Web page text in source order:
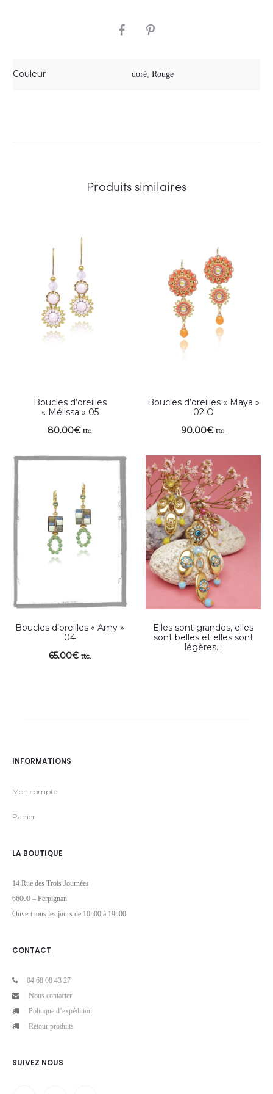
SHARE
Couleur doré, Rouge
Produits similaires
Boucles d’oreilles
« Mélissa » 05
80.00€ ttc.
Boucles d’oreilles « Maya »
02 O
90.00€ ttc.
Boucles d’oreilles « Amy »
04
65.00€ ttc.
Elles sont grandes, elles
sont belles et elles sont
légères…
INFORMATIONS
Mon compte
Panier
LA BOUTIQUE
14 Rue des Trois Journées
66000 – Perpignan
Ouvert tous les jours de 10h00 à 19h00
CONTACT
04 68 08 43 27
Nous contacter
Politique d’expédition
Retour produits
SUIVEZ NOUS